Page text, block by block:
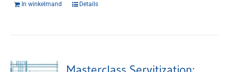
In winkelmand Details